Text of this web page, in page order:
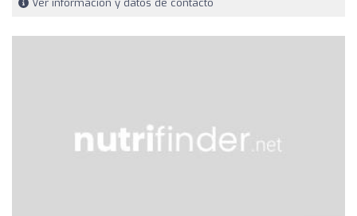
Ver información y datos de contacto